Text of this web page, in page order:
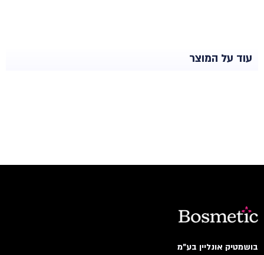
עוד על המוצר
בושמטיק אונליין בע"מ